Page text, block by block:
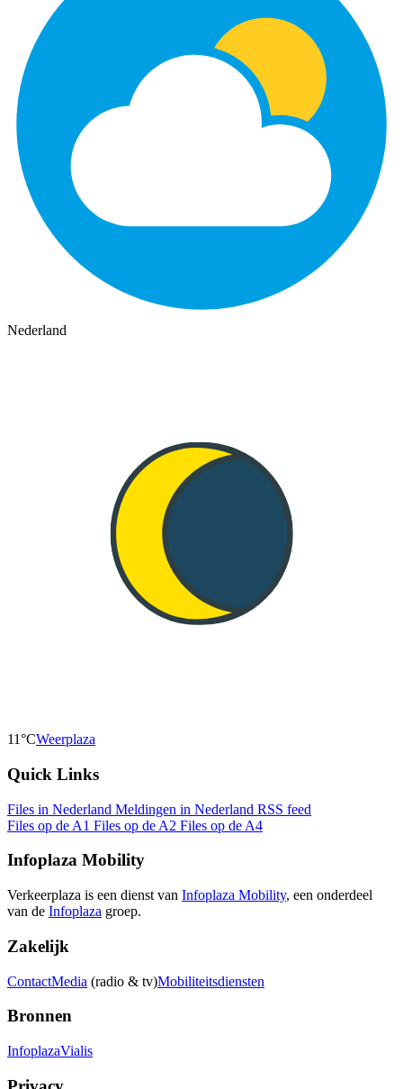
Nederland
11°CWeerplaza
Quick Links
Files in Nederland Meldingen in Nederland RSS feed
Files op de A1 Files op de A2 Files op de A4
Infoplaza Mobility
Verkeerplaza is een dienst van Infoplaza Mobility, een onderdeel
van de Infoplaza groep.
Zakelijk
ContactMedia (radio & tv)Mobiliteitsdiensten
Bronnen
InfoplazaVialis